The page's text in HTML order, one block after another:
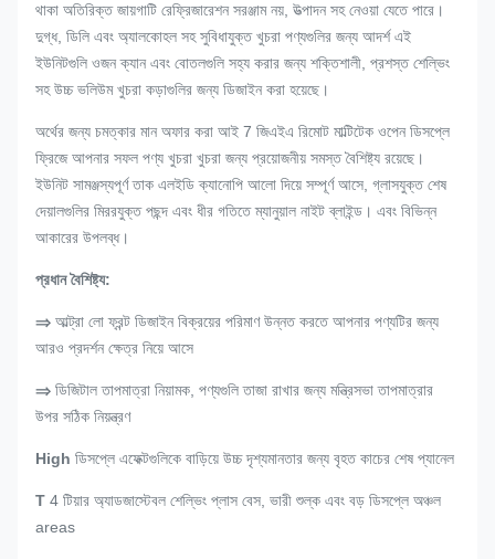
থাকা অতিরিক্ত জায়গাটি রেফ্রিজারেশন সরঞ্জাম নয়, উত্পাদন সহ নেওয়া যেতে পারে।
দুগ্ধ, ডিলি এবং অ্যালকোহল সহ সুবিধাযুক্ত খুচরা পণ্যগুলির জন্য আদর্শ এই
ইউনিটগুলি ওজন ক্যান এবং বোতলগুলি সহ্য করার জন্য শক্তিশালী, প্রশস্ত শেল্ভিং
সহ উচ্চ ভলিউম খুচরা কড়াগুলির জন্য ডিজাইন করা হয়েছে।
অর্থের জন্য চমত্কার মান অফার করা আই 7 জিএইএ রিমোট মাল্টিটেক ওপেন ডিসপ্লে
ফ্রিজে আপনার সফল পণ্য খুচরা খুচরা জন্য প্রয়োজনীয় সমস্ত বৈশিষ্ট্য রয়েছে।
ইউনিট সামঞ্জস্যপূর্ণ তাক এলইডি ক্যানোপি আলো দিয়ে সম্পূর্ণ আসে, গ্লাসযুক্ত শেষ
দেয়ালগুলির মিররযুক্ত পছন্দ এবং ধীর গতিতে ম্যানুয়াল নাইট ব্লাইন্ড। এবং বিভিন্ন
আকারের উপলব্ধ।
প্রধান বৈশিষ্ট্য:
⇒ আল্ট্রা লো ফ্রন্ট ডিজাইন বিক্রয়ের পরিমাণ উন্নত করতে আপনার পণ্যটির জন্য
আরও প্রদর্শন ক্ষেত্র নিয়ে আসে
⇒ ডিজিটাল তাপমাত্রা নিয়ামক, পণ্যগুলি তাজা রাখার জন্য মন্ত্রিসভা তাপমাত্রার
উপর সঠিক নিয়ন্ত্রণ
High ডিসপ্লে এফেক্টগুলিকে বাড়িয়ে উচ্চ দৃশ্যমানতার জন্য বৃহত কাচের শেষ প্যানেল
T 4 টিয়ার অ্যাডজাস্টেবল শেল্ভিং প্লাস বেস, ভারী শুল্ক এবং বড় ডিসপ্লে অঞ্চল
areas